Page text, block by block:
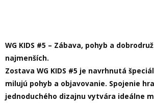
WG KIDS #5 – Zábava, pohyb a
najmenších.
Zostava WG KIDS #5 je navrhnutá
milujú pohyb a objavovanie. Spojenie
jednoduchého dizajnu vytvára ideálne